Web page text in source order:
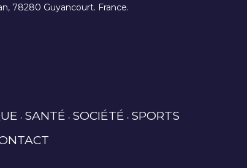
78280 Guyancourt. France.
SANTÉ SOCIÉTÉ SPORTS